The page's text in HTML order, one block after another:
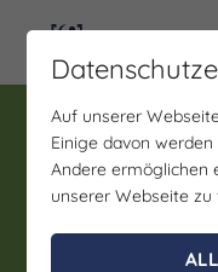
Auf unserer
Einige davon
Andere ermöglichen
unserer Webseite zu